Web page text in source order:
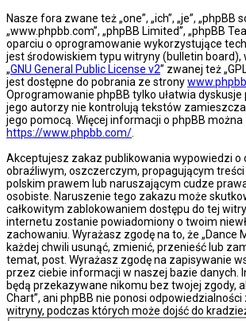
Nasze fora zwane też „one”, „ich”, „je”, „phpBB
„www.phpbb.com”, „phpBB Limited”, „phpBB
oparciu o oprogramowanie wykorzystujące
jest środowiskiem typu witryny (bulletin board),
„GNU General Public License v2” zwanej też
jest dostępne do pobrania ze strony
Oprogramowanie phpBB tylko ułatwia
jego autorzy nie kontrolują tekstów
jego pomocą. Więcej informacji o phpBB
https://www.phpbb.com/
Akceptujesz zakaz publikowania wypowiedzi o
obraźliwym, oszczerczym, propagującym
polskim prawem lub naruszającym cudze
osobiste. Naruszenie tego zakazu może
całkowitym zablokowaniem dostępu do tej
internetu zostanie powiadomiony o twoim
zachowaniu. Wyrażasz zgodę na to, że „Dance
każdej chwili usunąć, zmienić, przenieść lub
temat, post. Wyrażasz zgodę na zapisywanie
przez ciebie informacji w naszej bazie danych.
będą przekazywane nikomu bez twojej zgody,
Chart”, ani phpBB nie ponosi odpowiedzialności
witryny, podczas których może dojść do